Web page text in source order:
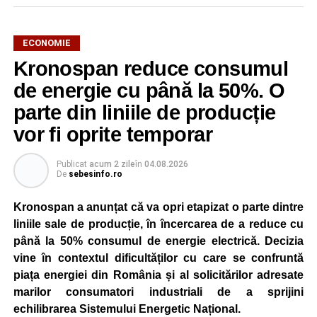
ECONOMIE
Kronospan reduce consumul
de energie cu până la 50%. O
parte din liniile de producție
vor fi oprite temporar
Publicat acum 2 zileîn 04.08.2026
De sebesinfo.ro
Kronospan a anunțat că va opri etapizat o parte dintre
liniile sale de producție, în încercarea de a reduce cu
până la 50% consumul de energie electrică. Decizia
vine în contextul dificultăților cu care se confruntă
piața energiei din România și al solicitărilor adresate
marilor consumatori industriali de a sprijini
echilibrarea Sistemului Energetic Național.